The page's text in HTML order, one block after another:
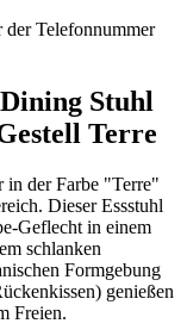
der Telefonnummer
Stuhl
Terre
in der Farbe "Terre"
Dieser Essstuhl
Geflecht in einem
schlanken
Formgebung
genießen
Freien.